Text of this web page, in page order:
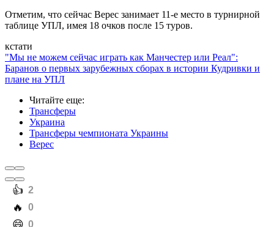
Отметим, что сейчас Верес занимает 11-е место в турнирной
таблице УПЛ, имея 18 очков после 15 туров.
кстати
"Мы не можем сейчас играть как Манчестер или Реал":
Баранов о первых зарубежных сборах в истории Кудривки и
плане на УПЛ
Читайте еще:
Трансферы
Украина
Трансферы чемпионата Украины
Верес
️👍 2
️🔥 0
0